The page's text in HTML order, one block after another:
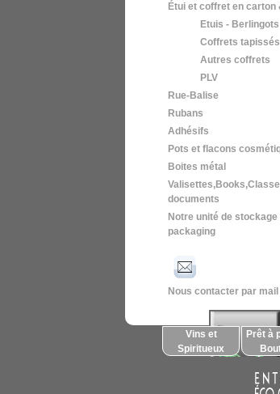
Étui et coffret en carton
Etuis - Berlingots
Coffrets
Autres coffrets
PLV
Rue-Balise
Rubans
Adhésifs
Pots et flacons
Boites métal
documents
Notre unité de stockage
packaging
Nous contacter par mail
Vins et
Spiritueux
Prêt à